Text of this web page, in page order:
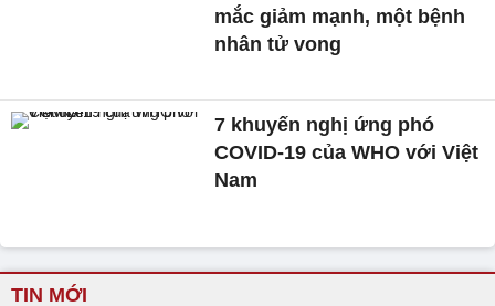
mắc giảm mạnh, một bệnh
nhân tử vong
7 khuyến nghị ứng phó
COVID-19 của WHO với Việt
Nam
TIN MỚI